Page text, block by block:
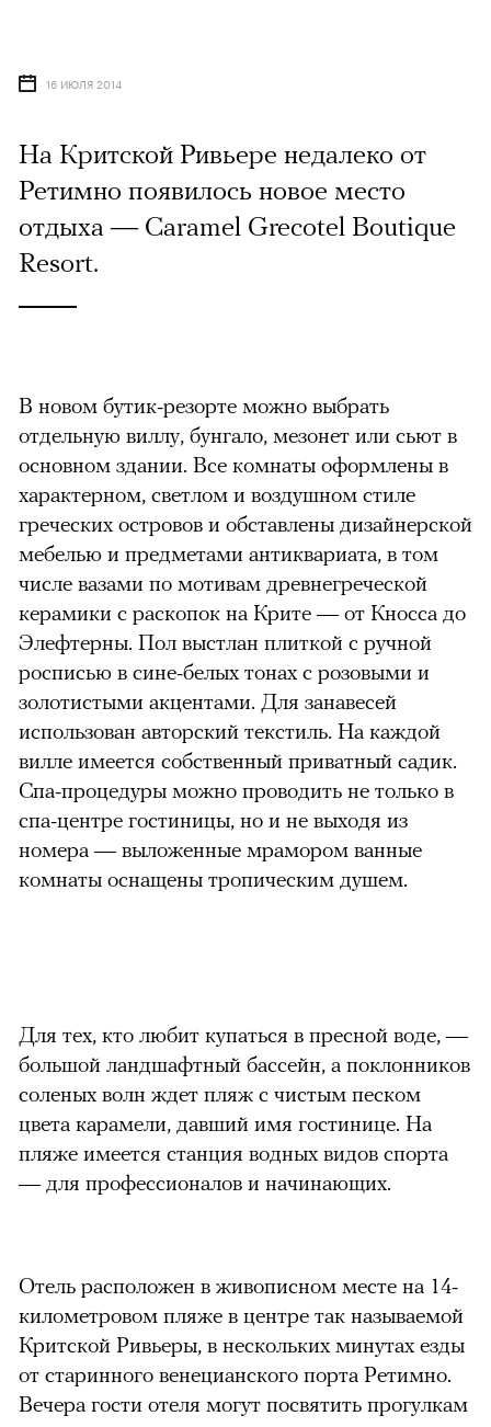
16 ИЮЛЯ 2014
На Критской Ривьере недалеко от
Ретимно появилось новое место
отдыха — Caramel Grecotel Boutique
Resort.
В новом бутик-резорте можно выбрать
отдельную виллу, бунгало, мезонет или сьют в
основном здании. Все комнаты оформлены в
характерном, светлом и воздушном стиле
греческих островов и обставлены дизайнерской
мебелью и предметами антиквариата, в том
числе вазами по мотивам древнегреческой
керамики с раскопок на Крите — от Кносса до
Элефтерны. Пол выстлан плиткой с ручной
росписью в сине-белых тонах с розовыми и
золотистыми акцентами. Для занавесей
использован авторский текстиль. На каждой
вилле имеется собственный приватный садик.
Спа-процедуры можно проводить не только в
спа-центре гостиницы, но и не выходя из
номера — выложенные мрамором ванные
комнаты оснащены тропическим душем.
Для тех, кто любит купаться в пресной воде, —
большой ландшафтный бассейн, а поклонников
соленых волн ждет пляж с чистым песком
цвета карамели, давший имя гостинице. На
пляже имеется станция водных видов спорта
— для профессионалов и начинающих.
Отель расположен в живописном месте на 14-
километровом пляже в центре так называемой
Критской Ривьеры, в нескольких минутах езды
от старинного венецианского порта Ретимно.
Вечера гости отеля могут посвятить прогулкам